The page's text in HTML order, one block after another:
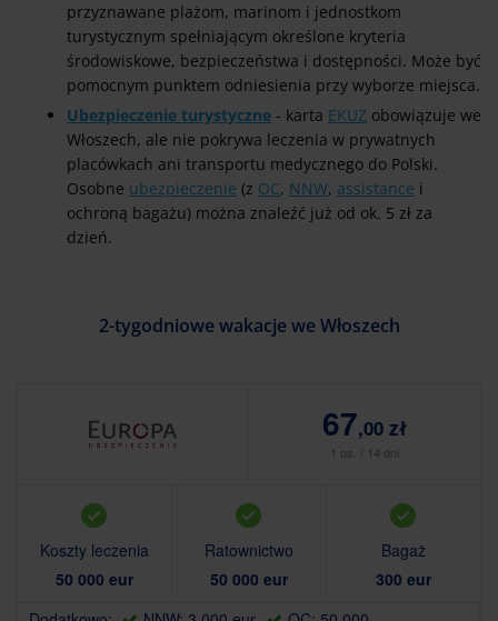
przyznawane plażom, marinom i jednostkom
turystycznym spełniającym określone kryteria
środowiskowe, bezpieczeństwa i dostępności. Może być
pomocnym punktem odniesienia przy wyborze miejsca.
Ubezpieczenie turystyczne - karta EKUZ obowiązuje we
Włoszech, ale nie pokrywa leczenia w prywatnych
placówkach ani transportu medycznego do Polski.
Osobne ubezpieczenie (z OC, NNW, assistance i
ochroną bagażu) można znaleźć już od ok. 5 zł za
dzień.
2-tygodniowe wakacje we Włoszech
Koszty leczenia
50 000 eur
Ratownictwo
50 000 eur
Bagaż
300 eur
67,00 zł
1 os. / 14 dni